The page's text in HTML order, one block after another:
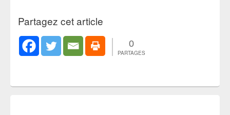
Partagez cet article
0
PARTAGES